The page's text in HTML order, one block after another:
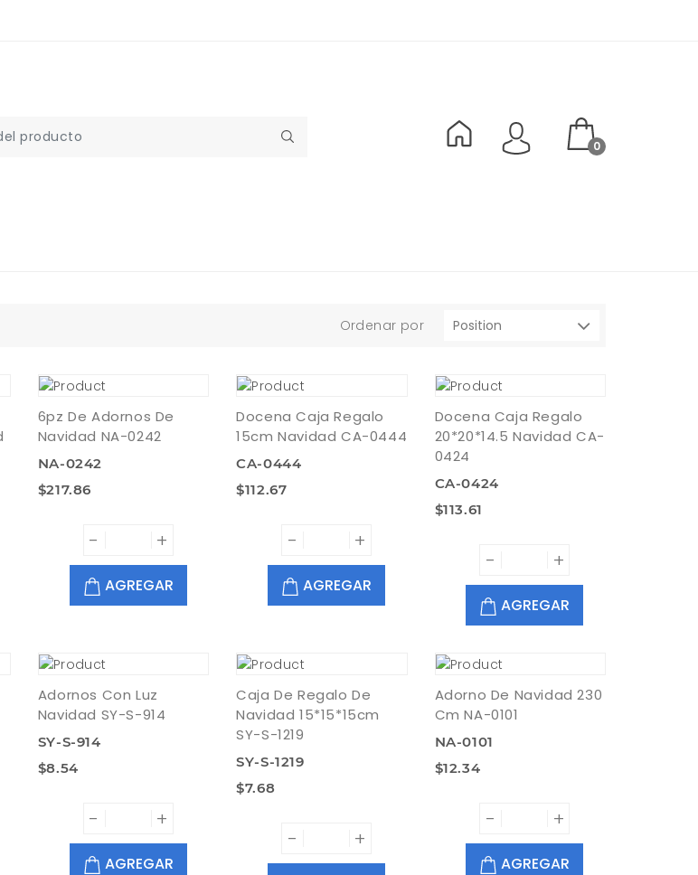
0
Ordenar por
6pz De Adornos De
Navidad NA-0242
NA-0242
$217.86
- +
AGREGAR
Docena Caja Regalo
15cm Navidad CA-0444
CA-0444
$112.67
- +
AGREGAR
Docena Caja Regalo
20*20*14.5 Navidad CA-
0424
CA-0424
$113.61
- +
AGREGAR
Adornos Con Luz
Navidad SY-S-914
SY-S-914
$8.54
- +
AGREGAR
Caja De Regalo De
Navidad 15*15*15cm
SY-S-1219
SY-S-1219
$7.68
- +
Adorno De Navidad 230
Cm NA-0101
NA-0101
$12.34
- +
AGREGAR